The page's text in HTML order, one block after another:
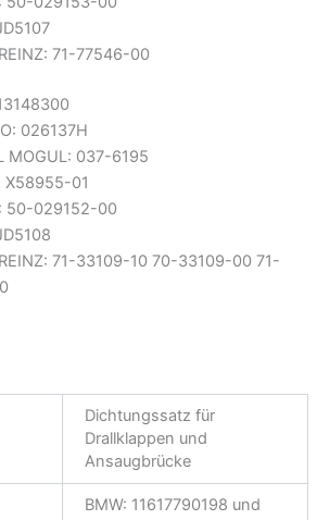
71-77546-00
026137H
MOGUL: 037-6195
X58955-01
50-029152-00
71-33109-10 70-33109-00 71-
Dichtungssatz für
Drallklappen und
Ansaugbrücke
BMW: 11617790198 und